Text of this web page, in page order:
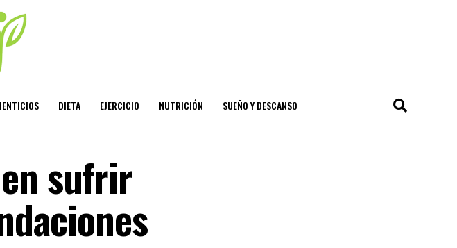
DIETA EJERCICIO NUTRICIÓN SUEÑO Y DESCANSO
sufrir